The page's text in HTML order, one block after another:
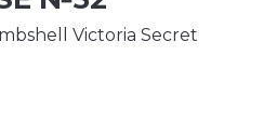
Victoria Secret